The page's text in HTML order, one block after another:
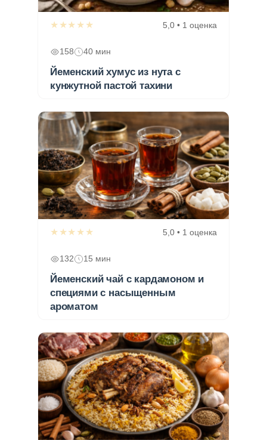
★★★★★ 5,0 • 1 оценка
158 40 мин
Йеменский хумус из нута с
кунжутной пастой тахини
★★★★★ 5,0 • 1 оценка
132 15 мин
Йеменский чай с кардамоном и
специями с насыщенным
ароматом